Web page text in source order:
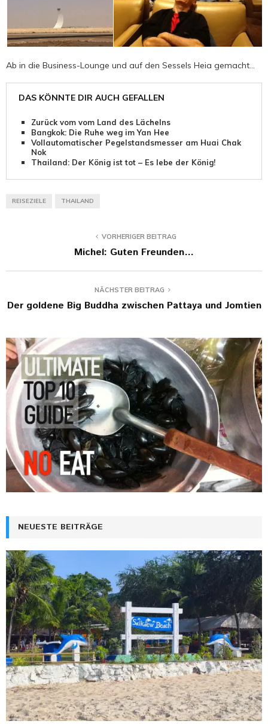
Ab in die Business-Lounge und auf den Sessels Heia gemacht…
DAS KÖNNTE DIR AUCH GEFALLEN
Zurück vom vom Land des Lächelns
Bangkok: Die Ruhe weg im Yan Hee
Vollautomatischer Pegelstandsmesser am Huai Chak
Nok
Thailand: Der König ist tot – Es lebe der König!
REISEZIELE THAILAND
VORHERIGER BEITRAG
Michel: Guten Freunden…
NÄCHSTER BEITRAG
Der goldene Big Buddha zwischen Pattaya und Jomtien
NEUESTE BEITRÄGE